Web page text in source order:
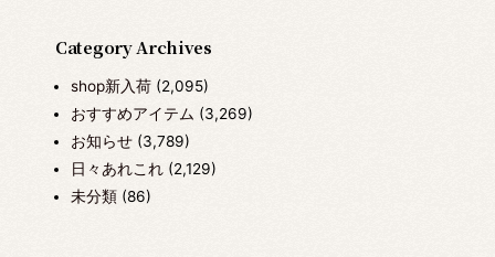
Category Archives
shop新入荷(2,095)
おすすめアイテム (3,269)
お知らせ(3,789)
日々あれこれ(2,129)
未分類(86)